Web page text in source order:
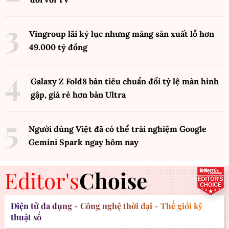
Vingroup lãi kỷ lục nhưng mảng sản xuất lỗ hơn
49.000 tỷ đồng
Galaxy Z Fold8 bản tiêu chuẩn đổi tỷ lệ màn hình
gập, giá rẻ hơn bản Ultra
Người dùng Việt đã có thể trải nghiệm Google
Gemini Spark ngay hôm nay
Editor'sChoise
Điện tử đa dụng - Công nghệ thời đại - Thế giới kỹ
thuật số